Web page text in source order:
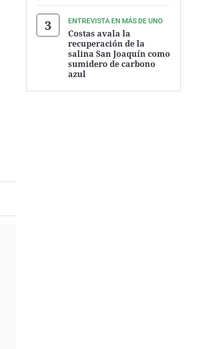
ENTREVISTA EN MÁS DE UNO
Costas avala la
recuperación de la
salina San Joaquín como
sumidero de carbono
azul